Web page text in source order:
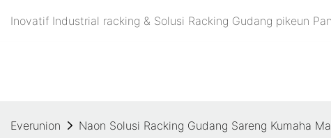
Inovatif Industrial racking & Solusi Racking Gudang pikeun
Everunion Naon Solusi Racking Gudang Sareng Kumaha